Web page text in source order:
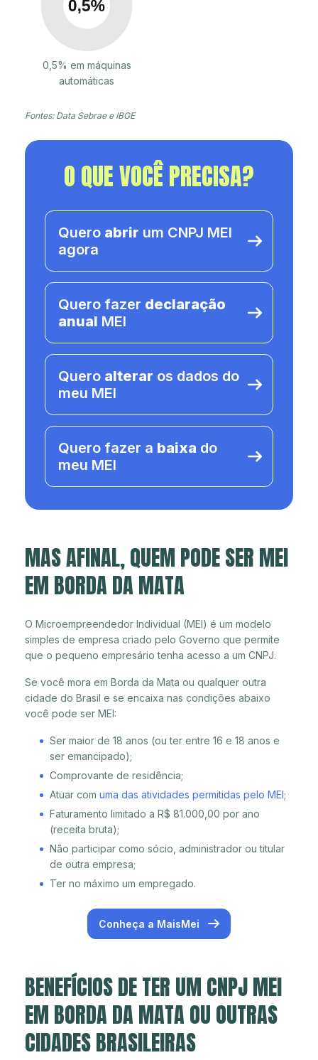
0,5% em máquinas
automáticas
Fontes: Data Sebrae e IBGE
O QUE VOCÊ PRECISA?
Quero abrir um CNPJ MEI
agora
Quero fazer declaração
anual MEI
Quero alterar os dados do
meu MEI
Quero fazer a baixa do
meu MEI
MAS AFINAL, QUEM PODE SER MEI
EM BORDA DA MATA
O Microempreendedor Individual (MEI) é um modelo
simples de empresa criado pelo Governo que permite
que o pequeno empresário tenha acesso a um CNPJ.
Se você mora em Borda da Mata ou qualquer outra
cidade do Brasil e se encaixa nas condições abaixo
você pode ser MEI:
Ser maior de 18 anos (ou ter entre 16 e 18 anos e
ser emancipado);
Comprovante de residência;
Atuar com uma das atividades permitidas pelo MEI;
Faturamento limitado a R$ 81.000,00 por ano
(receita bruta);
Não participar como sócio, administrador ou titular
de outra empresa;
Ter no máximo um empregado.
Conheça a MaisMei
BENEFÍCIOS DE TER UM CNPJ MEI
EM BORDA DA MATA OU OUTRAS
CIDADES BRASILEIRAS